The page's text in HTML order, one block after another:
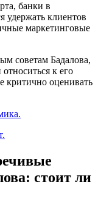
банки в
удержать клиентов
маркетинговые
советам Бадалова,
к его
критично оценивать
стоит ли